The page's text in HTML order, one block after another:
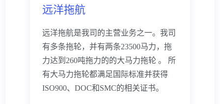
远洋拖航
远洋拖航是我司的主营业务之一。我司
有多条拖轮，并有两条23500马力，拖
力达到260吨拖力的的大马力拖轮 。 所
有大马力拖轮都满足国际标准并获得
ISO900、DOC和SMC的相关证书。